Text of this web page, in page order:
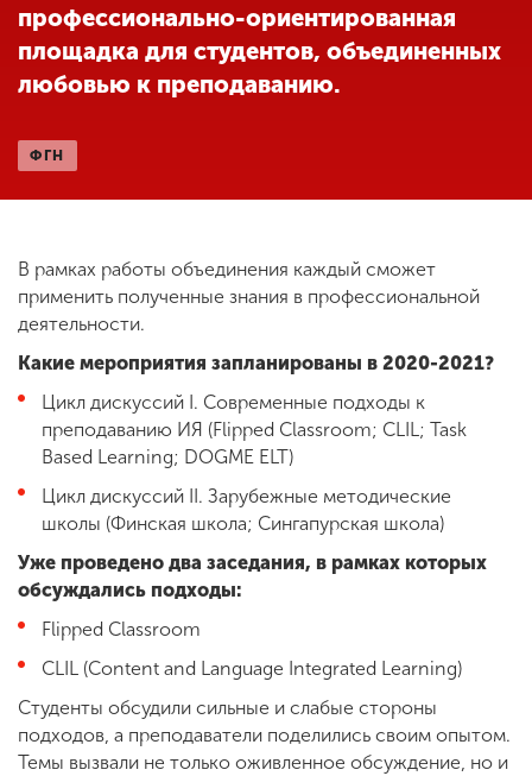
Студенческая жизнь
образовательной
ENG SPN CHI
комиссия
+7 (831) 262-26-20
профессионально-ориентированная
площадка для студентов, объединенных
любовью к преподаванию.
ФГН
В рамках работы объединения каждый сможет
применить полученные знания в профессиональной
деятельности.
Какие мероприятия запланированы в 2020-2021?
Цикл дискуссий I. Современные подходы к
преподаванию ИЯ (Flipped Classroom; CLIL; Task
Based Learning; DOGME ELT)
Цикл дискуссий II. Зарубежные методические
школы (Финская школа; Сингапурская школа)
Уже проведено два заседания, в рамках которых
обсуждались подходы:
Flipped Classroom
CLIL (Content and Language Integrated Learning)
Студенты обсудили сильные и слабые стороны
подходов, а преподаватели поделились своим опытом.
Темы вызвали не только оживленное обсуждение, но и